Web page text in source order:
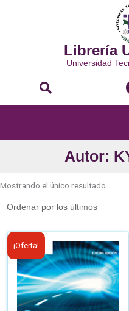
Librería
Universidad
Buscar
Autor:
Mostrando el único resultado
¡Oferta!
El
precio
original
era:
B/.38.00.
El
es:
B/